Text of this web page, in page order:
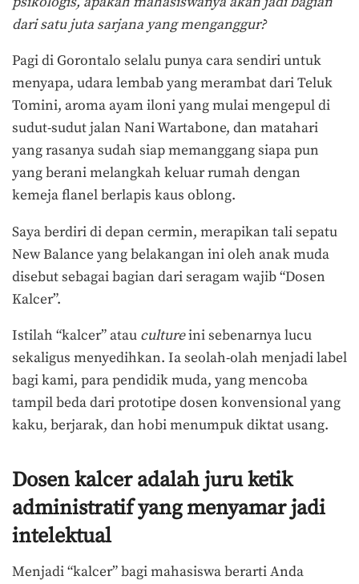
dari satu juta sarjana yang menganggur?
Pagi di Gorontalo selalu punya cara sendiri untuk
menyapa, udara lembab yang merambat dari Teluk
Tomini, aroma ayam iloni yang mulai mengepul di
sudut-sudut jalan Nani Wartabone, dan matahari
yang rasanya sudah siap memanggang siapa pun
yang berani melangkah keluar rumah dengan
kemeja flanel berlapis kaus oblong.
Saya berdiri di depan cermin, merapikan tali sepatu
New Balance yang belakangan ini oleh anak muda
disebut sebagai bagian dari seragam wajib “Dosen
Kalcer”.
Istilah “kalcer” atau cultureini sebenarnya lucu
sekaligus menyedihkan. Ia seolah-olah menjadi label
bagi kami, para pendidik muda, yang mencoba
tampil beda dari prototipe dosen konvensional yang
kaku, berjarak, dan hobi menumpuk diktat usang.
Dosen kalcer adalah juru ketik
administratif yang menyamar jadi
intelektual
Menjadi “kalcer” bagi mahasiswa berarti Anda